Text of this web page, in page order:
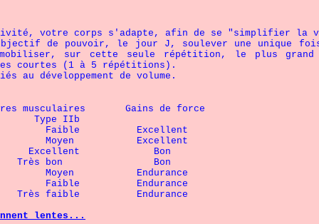
votre corps s'adapte, afin de se "simplifier la
de pouvoir, le jour J, soulever une unique
sur cette seule répétition, le plus
courtes (1 à 5 répétitions).
au développement de volume.
musculaires Gains de force
IIb
Excellent
Excellent
Bon
bon Bon
Endurance
Endurance
Endurance
lentes...